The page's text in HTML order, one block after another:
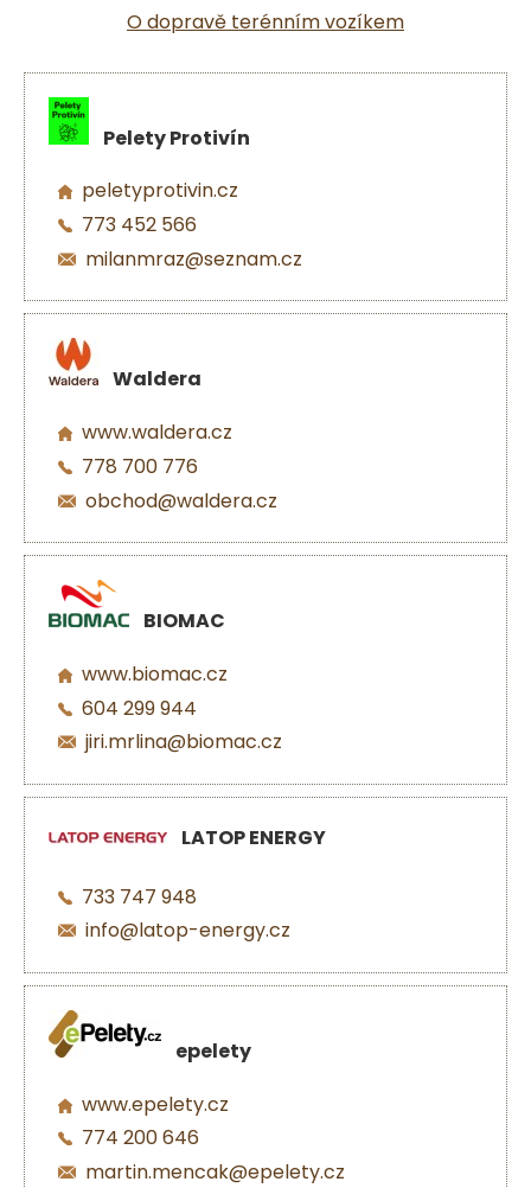
O dopravě terénním vozíkem
Pelety Protivín
peletyprotivin.cz
773 452 566
milanmraz@seznam.cz
Waldera
www.waldera.cz
778 700 776
obchod@waldera.cz
BIOMAC
www.biomac.cz
604 299 944
jiri.mrlina@biomac.cz
LATOP ENERGY
733 747 948
info@latop-energy.cz
epelety
www.epelety.cz
774 200 646
martin.mencak@epelety.cz